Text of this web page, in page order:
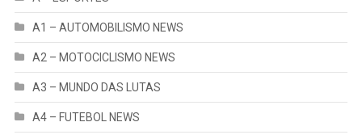
A1 – AUTOMOBILISMO NEWS
A2 – MOTOCICLISMO NEWS
A3 – MUNDO DAS LUTAS
A4 – FUTEBOL NEWS